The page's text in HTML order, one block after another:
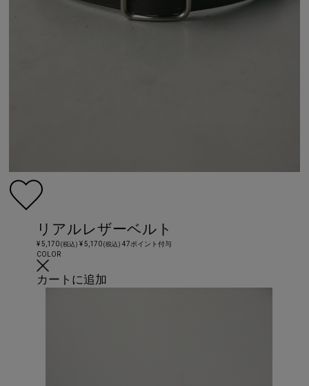
リアルレザーベルト
¥ 5,170(税込) ¥ 5,170(税込) 47ポイント付与
COLOR
カートに追加